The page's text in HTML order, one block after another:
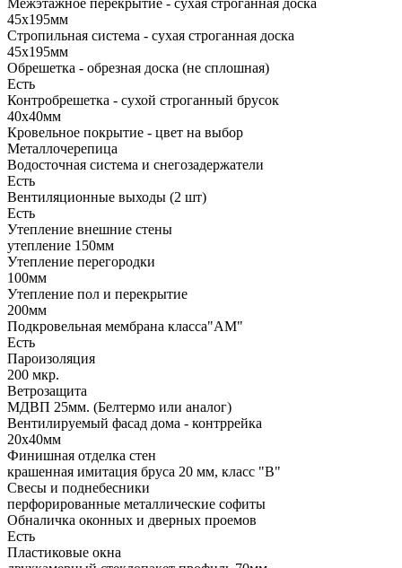
Межэтажное перекрытие - сухая строганная доска
45х195мм
Стропильная система - сухая строганная доска
45х195мм
Обрешетка - обрезная доска (не сплошная)
Есть
Контробрешетка - сухой строганный брусок
40х40мм
Кровельное покрытие - цвет на выбор
Металлочерепица
Водосточная система и снегозадержатели
Есть
Вентиляционные выходы (2 шт)
Есть
Утепление внешние стены
утепление 150мм
Утепление перегородки
100мм
Утепление пол и перекрытие
200мм
Подкровельная мембрана класса"АМ"
Есть
Пароизоляция
200 мкр.
Ветрозащита
МДВП 25мм. (Белтермо или аналог)
Вентилируемый фасад дома - контррейка
20х40мм
Финишная отделка стен
крашенная имитация бруса 20 мм, класс "В"
Свесы и поднебесники
перфорированные металлические софиты
Обналичка оконных и дверных проемов
Есть
Пластиковые окна